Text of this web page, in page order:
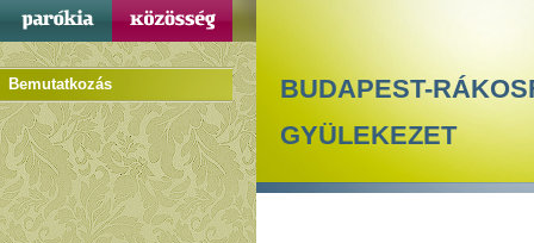
Bemutatkozás
BUDAPEST-
GYÜLEKEZET